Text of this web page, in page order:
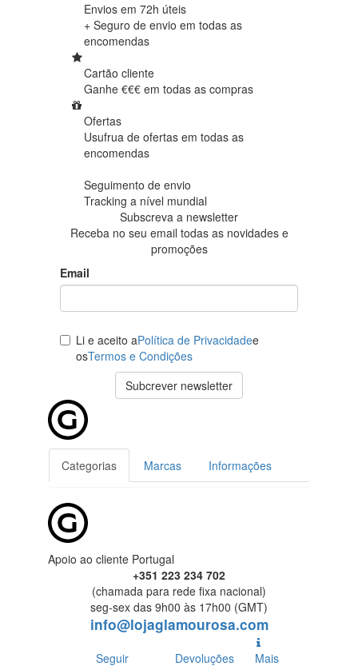
Envios em 72h úteis
+ Seguro de envio em todas as
encomendas
Cartão cliente
Ganhe €€€ em todas as compras
Ofertas
Usufrua de ofertas em todas as
encomendas
Seguimento de envio
Tracking a nível mundial
Subscreva a newsletter
Receba no seu email todas as novidades e
promoções
Email
Li e aceito aPolítica de Privacidadee
osTermos e Condições
Subcrever newsletter
Categorias Marcas Informações
Apoio ao cliente Portugal
+351 223 234 702
(chamada para rede fixa nacional)
seg-sex das 9h00 às 17h00 (GMT)
info@lojaglamourosa.com
Seguir
Devoluções
Mais